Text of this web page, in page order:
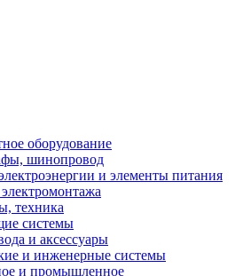
оборудование
шинопровод
и элементы питания
техника
системы
и аксессуары
и инженерные системы
и промышленное